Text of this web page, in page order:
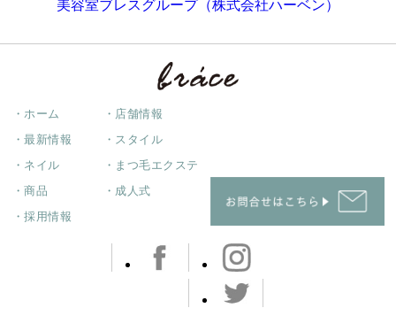
美容室ブレスグループ（株式会社ハーベン）
・ホーム ・店舗情報
・最新情報 ・スタイル
・ネイル ・まつ毛エクステ
・商品 ・成人式
・採用情報